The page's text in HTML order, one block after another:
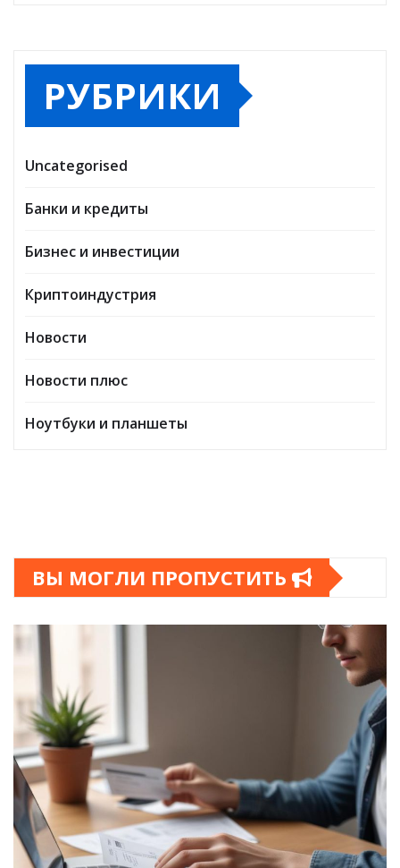
РУБРИКИ
Uncategorised
Банки и кредиты
Бизнес и инвестиции
Криптоиндустрия
Новости
Новости плюс
Ноутбуки и планшеты
ВЫ МОГЛИ ПРОПУСТИТЬ